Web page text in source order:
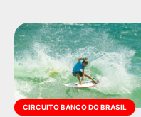
CIRCUITO BANCO DO BRASIL